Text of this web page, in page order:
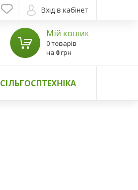
Вхід в кабінет
Мій кошик
0 товарів
на 0грн
СІЛЬГОСПТЕХНІКА